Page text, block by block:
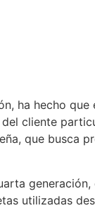
ha hecho que
cliente
que busca
generación,
utilizadas